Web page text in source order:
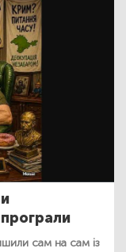
сам на сам із